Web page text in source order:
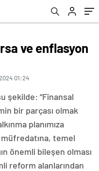
ve enflasyon
01:24
şekilde: “Finansal
bir parçası olmak
planımıza
temel
önemli bileşen olması
reform alanlarından